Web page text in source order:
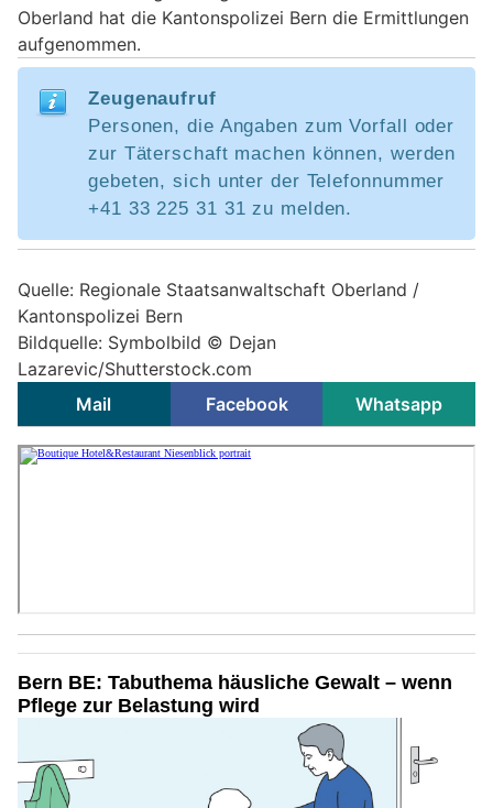
Oberland hat die Kantonspolizei Bern die Ermittlungen
aufgenommen.
Zeugenaufruf
Personen, die Angaben zum Vorfall oder
zur Täterschaft machen können, werden
gebeten, sich unter der Telefonnummer
+41 33 225 31 31 zu melden.
Quelle: Regionale Staatsanwaltschaft Oberland /
Kantonspolizei Bern
Bildquelle: Symbolbild © Dejan
Lazarevic/Shutterstock.com
Mail
Facebook Whatsapp
Bern BE: Tabuthema häusliche Gewalt – wenn
Pflege zur Belastung wird